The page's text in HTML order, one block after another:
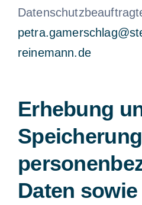
reinemann.de
Erhebung
Speicherung
Daten